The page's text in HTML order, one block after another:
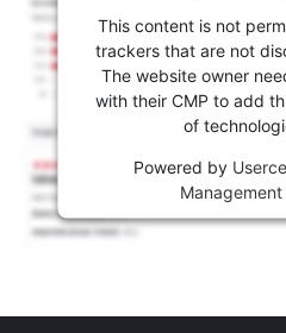
This content is not
trackers that are not
The website owner
with their CMP to add
of
Powered by